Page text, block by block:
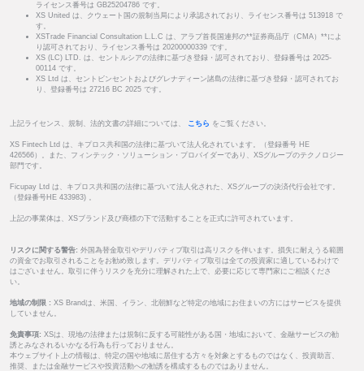
ライセンス番号は GB25204786 です。
XS United は、クウェート国の規制当局により承認されており、ライセンス番号は 513918 で
す。
XSTrade Financial Consultation L.L.C は、アラブ首長国連邦の**証券商品庁（CMA）**によ
り認可されており、ライセンス番号は 20200000339 です。
XS (LC) LTD. は、セントルシアの法律に基づき登録・認可されており、登録番号は 2025-
00114 です。
XS Ltd は、セントビンセントおよびグレナディーン諸島の法律に基づき登録・認可されてお
り、登録番号は 27216 BC 2025 です。
上記ライセンス、規制、法的文書の詳細については、 こちら をご覧ください。
XS Fintech Ltd は、キプロス共和国の法律に基づいて法人化されています。（登録番号 HE
426566）。また、フィンテック・ソリューション・プロバイダーであり、XSグループのテクノロジー
部門です。
Ficupay Ltd は、キプロス共和国の法律に基づいて法人化された、XSグループの決済代行会社です。
（登録番号HE 433983) 。
上記の事業体は、XSブランド及び商標の下で活動することを正式に許可されています。
リスクに関する警告: 外国為替金取引やデリバティブ取引は高リスクを伴います。損失に耐えうる範囲
の資金でお取引されることをお勧め致します。デリバティブ取引は全ての投資家に適しているわけで
はございません。取引に伴うリスクを充分に理解された上で、必要に応じて専門家にご相談くださ
い。
地域の制限 : XS Brandは、米国、イラン、北朝鮮など特定の地域にお住まいの方にはサービスを提供
していません。
免責事項: XSは、現地の法律または規制に反する可能性がある国・地域において、金融サービスの勧
誘とみなされるいかなる行為も行っておりません。
本ウェブサイト上の情報は、特定の国や地域に居住する方々を対象とするものではなく、投資助言、
推奨、または金融サービスや投資活動への勧誘を構成するものではありません。